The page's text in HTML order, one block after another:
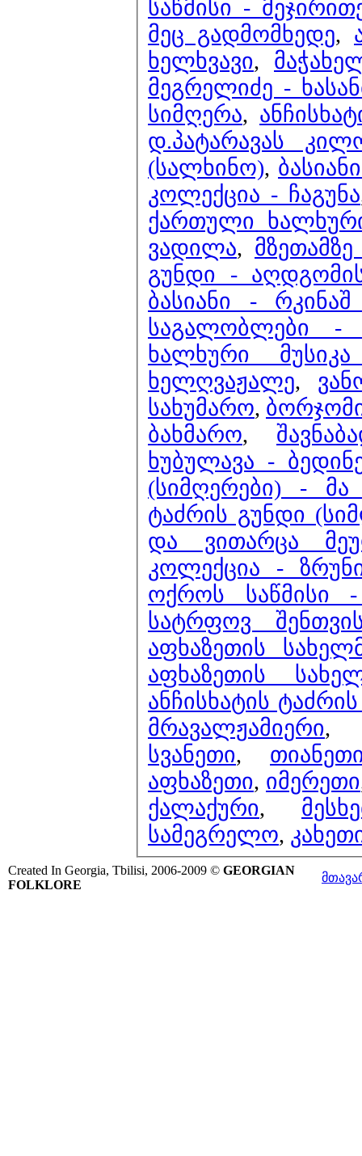
საწმისი -
მეც გადმომხედე,
ხელხვავი,
მეგრელიძე -
სიმღერა,
დ.პატარავას
(სალხინო),
კოლექცია - ჩაგუნა
ქართული
ვადილა,
გუნდი -
ბასიანი -
საგალობლები -
ხალხური
ხელღვაჟალე,
სახუმარო,
ბახმარო,
ხუბულავა -
(სიმღერები) -
ტაძრის გუნდი
და ვითარცა
კოლექცია -
ოქროს საწმისი
სატრფოვ
აფხაზეთის
აფხაზეთის
ანჩისხატის
მრავალჟამიერი,
სვანეთი,
აფხაზეთი, იმერეთი
ქალაქური,
სამეგრელო,
Created In Georgia, Tbilisi, 2006-2009 © GEORGIAN
FOLKLORE